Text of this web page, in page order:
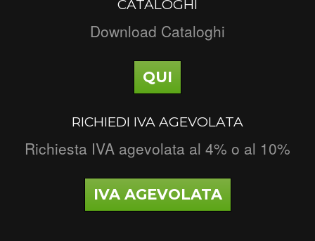
CATALOGHI
Download Cataloghi
QUI
RICHIEDI IVA AGEVOLATA
Richiesta IVA agevolata al 4% o al 10%
IVA AGEVOLATA